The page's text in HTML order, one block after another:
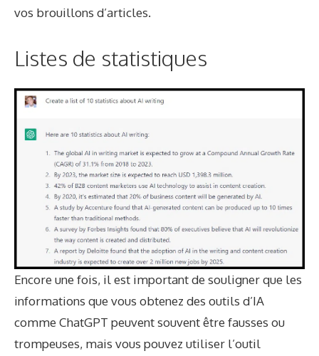
vos brouillons d’articles.
Listes de statistiques
Encore une fois, il est important de souligner que les
informations que vous obtenez des outils d’IA
comme ChatGPT peuvent souvent être fausses ou
trompeuses, mais vous pouvez utiliser l’outil